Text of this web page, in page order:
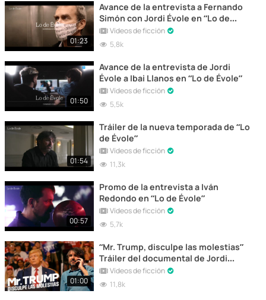
01:23
Avance de la entrevista a Fernando
Simón con Jordi Évole en “Lo de
Évole”
Vídeos de ficción
5,8k
01:50
Avance de la entrevista de Jordi
Évole a Ibai Llanos en “Lo de Évole”
Vídeos de ficción
5,5k
01:54
Tráiler de la nueva temporada de “Lo
de Évole”
Vídeos de ficción
11,3k
00:57
Promo de la entrevista a Iván
Redondo en “Lo de Évole”
Vídeos de ficción
5,7k
01:00
“Mr. Trump, disculpe las molestias”
Tráiler del documental de Jordi
ÉvoleVídeos de ficción
11,8k